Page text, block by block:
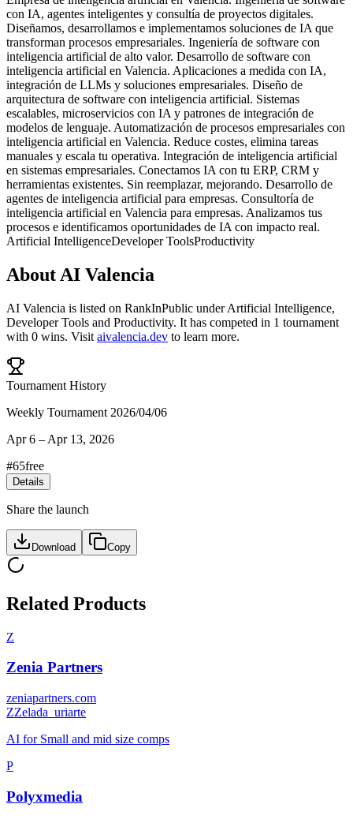
con IA, agentes inteligentes y consultía de proyectos digitales.
Diseñamos, desarrollamos e implementamos soluciones de IA que
transforman procesos empresariales. Ingeniería de software con
inteligencia artificial de alto valor. Desarrollo de software con
inteligencia artificial en Valencia. Aplicaciones a medida con IA,
integración de LLMs y soluciones empresariales. Diseño de
arquitectura de software con inteligencia artificial. Sistemas
escalables, microservicios con IA y patrones de integración de
modelos de lenguaje. Automatización de procesos empresariales con
inteligencia artificial en Valencia. Reduce costes, elimina tareas
manuales y escala tu operativa. Integración de inteligencia artificial
en sistemas empresariales. Conectamos IA con tu ERP, CRM y
herramientas existentes. Sin reemplazar, mejorando. Desarrollo de
agentes de inteligencia artificial para empresas. Consultoría de
inteligencia artificial en Valencia para empresas. Analizamos tus
procesos e identificamos oportunidades de IA con impacto real.
Artificial IntelligenceDeveloper ToolsProductivity
About AI Valencia
AI Valencia is listed on RankInPublic underArtificial Intelligence,
Developer Tools and Productivity. It has competed in 1 tournament
with 0 wins. Visit aivalencia.dev to learn more.
Tournament History
Weekly Tournament 2026/04/06
Apr 6 – Apr 13, 2026
#65free
Details
Share the launch
Download Copy
Related Products
Z
Zenia Partners
zeniapartners.com
ZZelada_uriarte
AI for Small and mid size comps
P
Polyxmedia